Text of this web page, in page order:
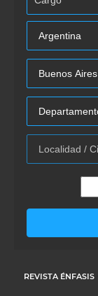
REVISTA ÉNFASIS